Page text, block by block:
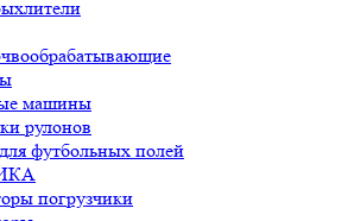
машины
рулонов
футбольных полей
погрузчики